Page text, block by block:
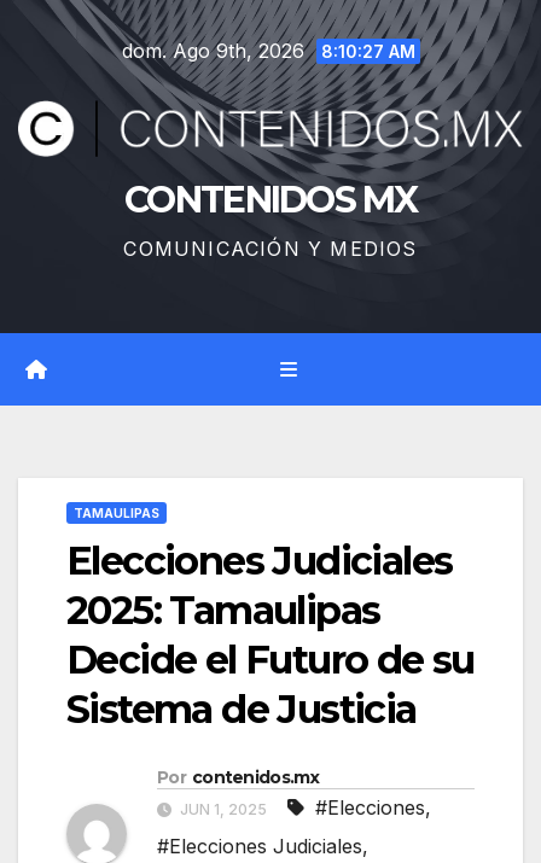
Saltar
dom. Ago 9th, 2026 8:10:28 AM
CONTENIDOS MX
COMUNICACIÓN Y MEDIOS
TAMAULIPAS
Elecciones Judiciales
2025: Tamaulipas
Decide el Futuro de su
Sistema de Justicia
Por contenidos.mx
JUN 1, 2025 #Elecciones,
#Elecciones Judiciales,